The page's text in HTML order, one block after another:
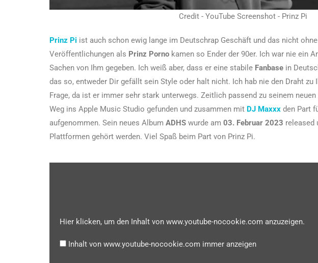
Credit - YouTube Screenshot - Prinz Pi
Prinz Pi ist auch schon ewig lange im Deutschrap Geschäft und das nicht
Veröffentlichungen als Prinz Porno kamen so Ender der 90er. Ich war nie ein
Sachen von Ihm gegeben. Ich weiß aber, dass er eine stabile Fanbase in
das so, entweder Dir gefällt sein Style oder halt nicht. Ich hab nie den Draht zu
Frage, da ist er immer sehr stark unterwegs. Zeitlich passend zu seinem neuen
Weg ins Apple Music Studio gefunden und zusammen mit DJ Maxxx den Part
aufgenommen. Sein neues Album ADHS wurde am 03. Februar 2023 released
Plattformen gehört werden. Viel Spaß beim Part von Prinz Pi.
Hier klicken, um den Inhalt von www.youtube-nocookie.com anzuzeigen.
Inhalt von www.youtube-nocookie.com immer anzeigen